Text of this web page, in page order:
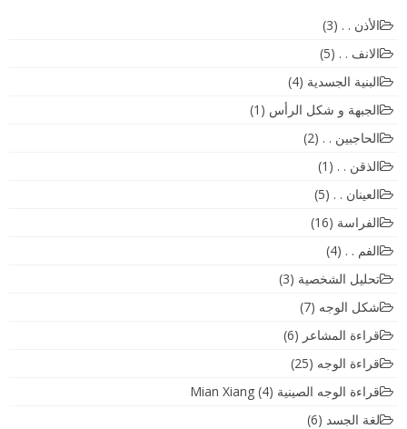
الأذن . . (3)
الانف . . (5)
البنية الجسدية (4)
الجبهة و شكل الرأس (1)
الحاجبين . . (2)
الذقن . . (1)
العينان . . (5)
الفراسة (16)
الفم . . (4)
تحليل الشخصية (3)
شكل الوجه (7)
قراءة المشاعر (6)
قراءة الوجه (25)
قراءة الوجه الصينية Mian Xiang (4)
لغة الجسد (6)